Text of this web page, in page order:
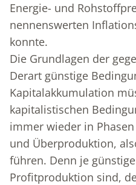
Energie- und
nennenswerten
konnte.
Die Grundlagen der
Derart günstige
Kapitalakkumulation
kapitalistischen
immer wieder in
und Überproduktion,
führen. Denn je
Profitproduktion sind,